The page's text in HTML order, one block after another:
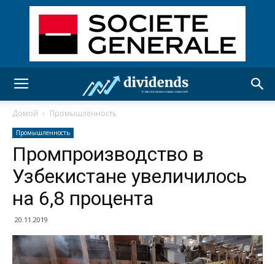
Домой Промышленность
Промышленность
Промпроизводство в
Узбекистане увеличилось
на 6,8 процента
20.11.2019